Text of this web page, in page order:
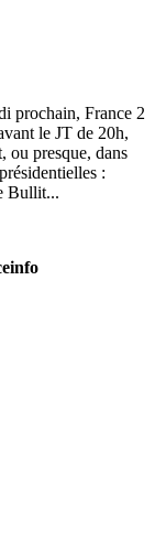
prochain, France 2
le JT de 20h,
ou presque, dans
:
Bullit...